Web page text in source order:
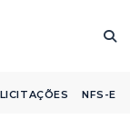
LICITAÇÕES NFS-E